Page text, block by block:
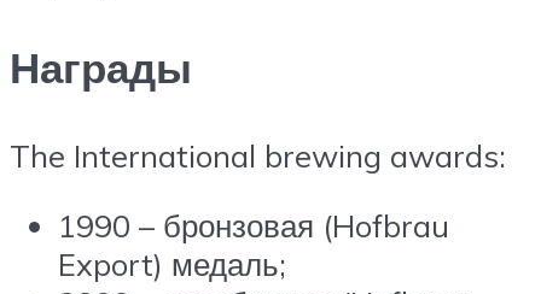
Награды
The International brewing awards:
1990 – бронзовая (Hofbrau
Export) медаль;